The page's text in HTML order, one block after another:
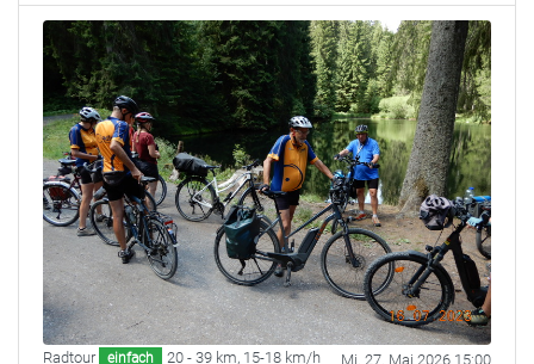
Radtour einfach 20 - 39 km, 15-18 km/h Mi. 27. Mai 2026 15:00